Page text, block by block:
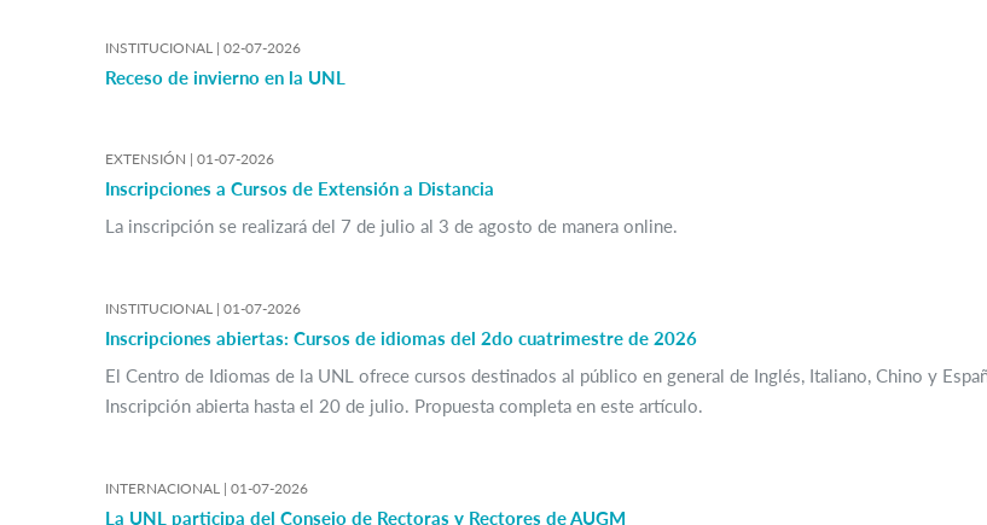
INSTITUCIONAL | 02-07-2026
Receso de invierno en la UNL
EXTENSIÓN | 01-07-2026
Inscripciones a Cursos de Extensión a Distancia
La inscripción se realizará del 7 de julio al 3 de agosto de manera online.
INSTITUCIONAL | 01-07-2026
Inscripciones abiertas: Cursos de idiomas del 2do cuatrimestre de 2026
El Centro de Idiomas de la UNL ofrece cursos destinados al público en general de Inglés, Italiano, Chino y
Inscripción abierta hasta el 20 de julio. Propuesta completa en este artículo.
INTERNACIONAL | 01-07-2026
La UNL participa del Consejo de Rectoras y Rectores de AUGM